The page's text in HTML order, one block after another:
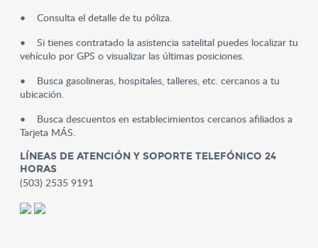
• Consulta el detalle de tu póliza.
• Si tienes contratado la asistencia satelital puedes localizar tu
vehículo por GPS o visualizar las últimas posiciones.
• Busca gasolineras, hospitales, talleres, etc. cercanos a tu
ubicación.
• Busca descuentos en establecimientos cercanos afiliados a
Tarjeta MÁS.
LÍNEAS DE ATENCIÓN Y SOPORTE TELEFÓNICO 24
HORAS
(503) 2535 9191